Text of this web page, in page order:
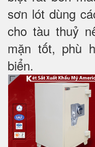
sơn lót dùng
cho tàu thuỷ
mặn tốt, phù
biển.